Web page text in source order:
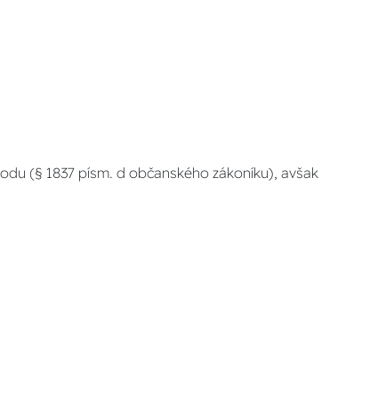
(§ 1837 písm. d občanského zákoníku), avšak